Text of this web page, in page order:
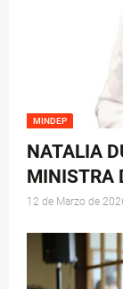
MINDEP
NATALIA
MINISTRA
12 de Marzo de